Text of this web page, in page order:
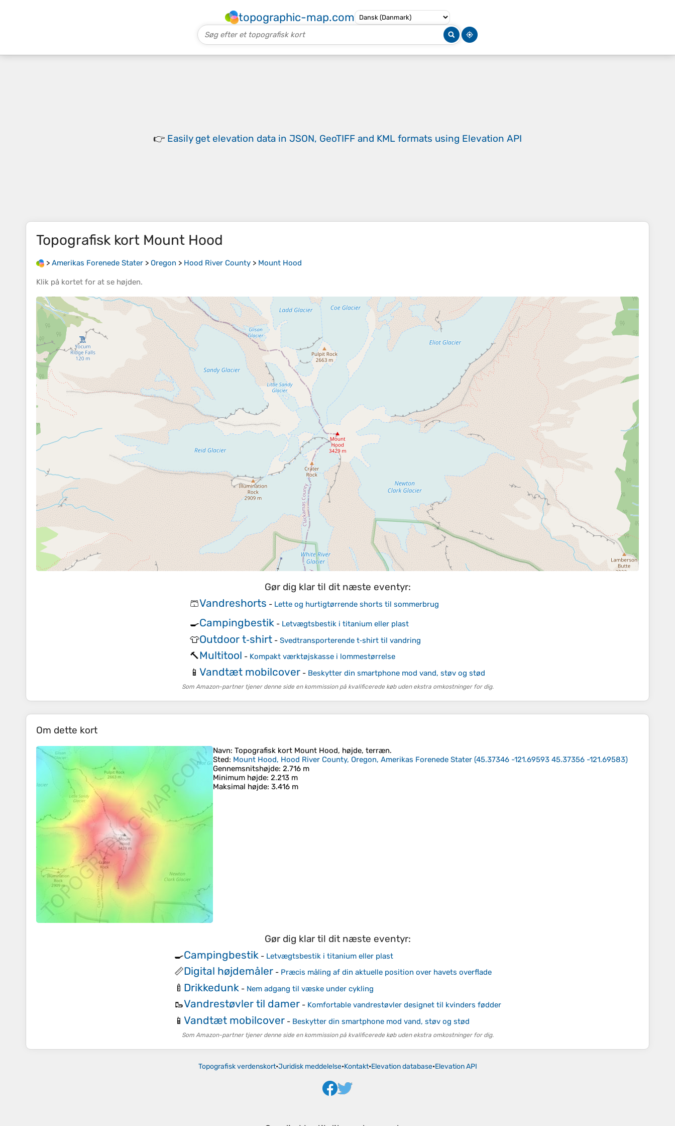
topographic-map.com
👉 Easily get elevation data in JSON, GeoTIFF and KML formats using Elevation API
Topografisk kort Mount Hood
> Amerikas Forenede Stater > Oregon > Hood River County > Mount Hood
Klik på kortet for at se højden.
Gør dig klar til dit næste eventyr:
🩳Vandreshorts - Lette og hurtigtørrende shorts til sommerbrug
🍳Campingbestik - Letvægtsbestik i titanium eller plast
👕Outdoor t‑shirt - Svedtransporterende t‑shirt til vandring
🔨Multitool - Kompakt værktøjskasse i lommestørrelse
📱 Vandtæt mobilcover - Beskytter din smartphone mod vand, støv og stød
Som Amazon-partner tjener denne side en kommission på kvalificerede køb uden ekstra omkostninger for dig.
Om dette kort
Navn: Topografisk kort Mount Hood, højde, terræn.
Sted: Mount Hood, Hood River County, Oregon, Amerikas Forenede Stater (45.37346 -121.69593 45.37356 -121.69583)
Gennemsnitshøjde: 2.716 m
Minimum højde: 2.213 m
Maksimal højde: 3.416 m
Gør dig klar til dit næste eventyr:
🍳Campingbestik - Letvægtsbestik i titanium eller plast
📏Digital højdemåler- Præcis måling af din aktuelle position over havets overflade
🍼 Drikkedunk - Nem adgang til væske under cykling
🥾Vandrestøvler til damer- Komfortable vandrestøvler designet til kvinders fødder
📱 Vandtæt mobilcover- Beskytter din smartphone mod vand, støv og stød
Som Amazon-partner tjener denne side en kommission på kvalificerede køb uden ekstra omkostninger for dig.
Topografisk verdenskort•Juridisk meddelelse•Kontakt•Elevation database•Elevation API